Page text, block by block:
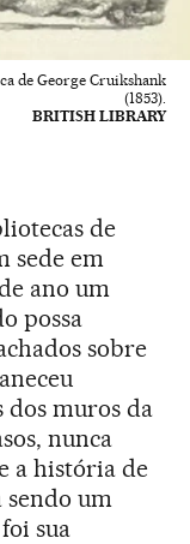
de George Cruikshank
(1853).
BRITISH LIBRARY
de
sede em
ano um
possa
sobre
dos muros da
nunca
a história de
sendo um
sua